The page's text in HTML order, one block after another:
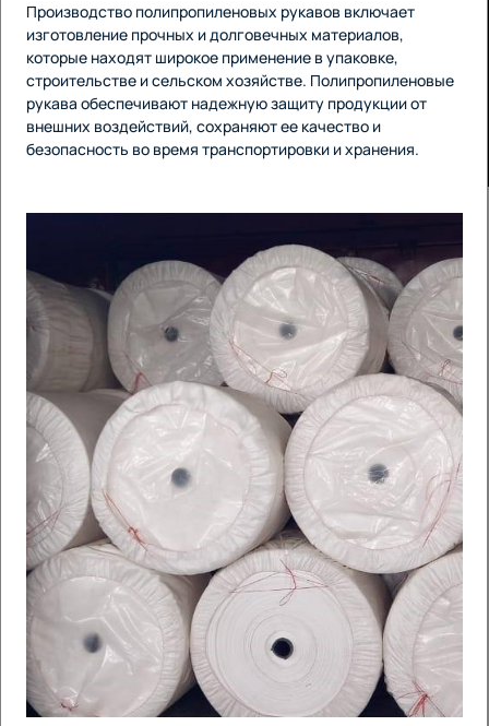
Производство полипропиленовых рукавов включает
изготовление прочных и долговечных материалов,
которые находят широкое применение в упаковке,
строительстве и сельском хозяйстве. Полипропиленовые
рукава обеспечивают надежную защиту продукции от
внешних воздействий, сохраняют ее качество и
безопасность во время транспортировки и хранения.